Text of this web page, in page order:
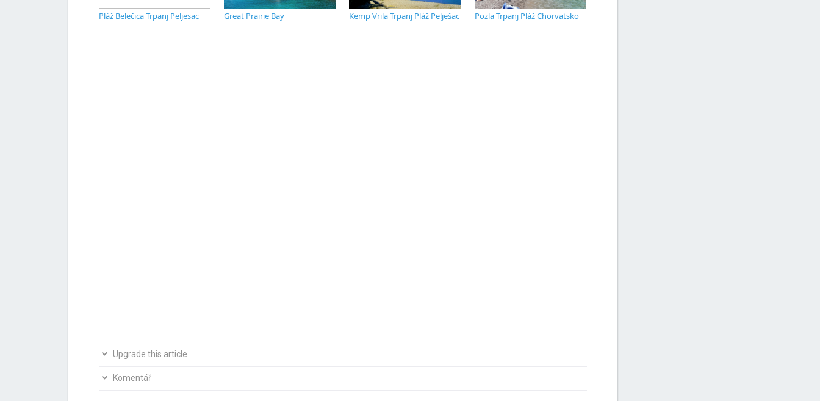
Pláž Belečica Trpanj Peljesac Great Prairie Bay Kemp Vrila Trpanj Pláž Pelješac Pozla Trpanj Pláž Chorvatsko
Upgrade this article
Bio si na ovom mjestu? Podijeli s nama svoja iskustva ili fotografije.
Komentář